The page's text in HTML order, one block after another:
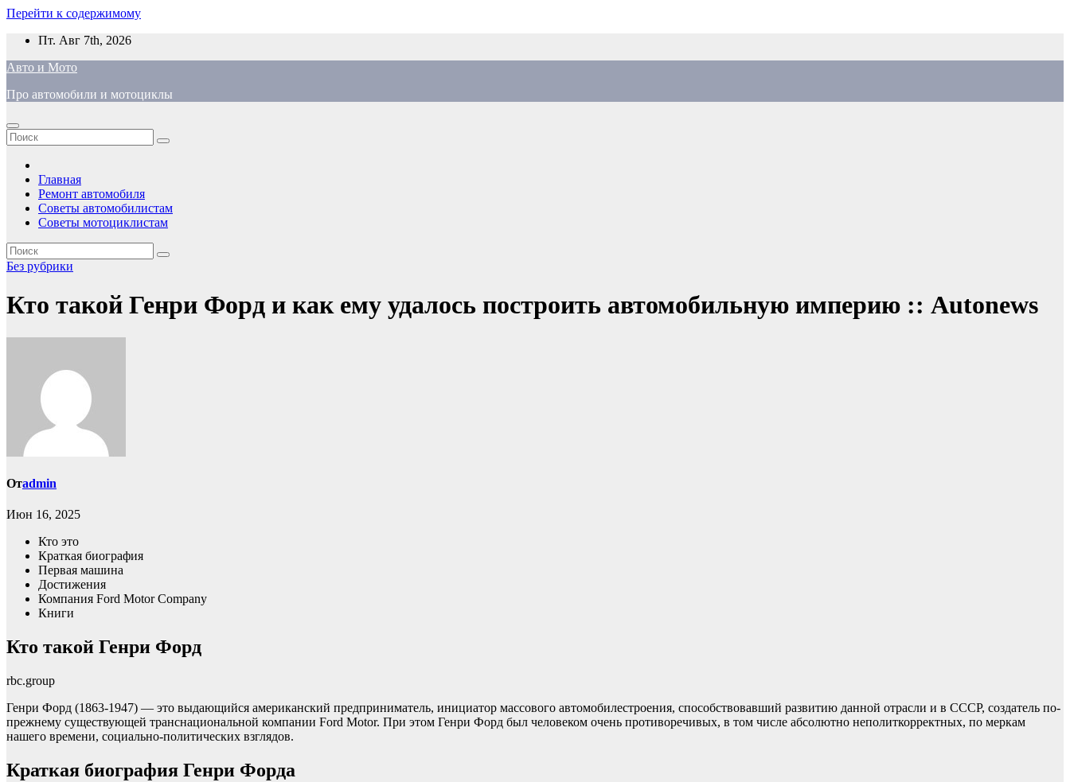
Перейти к содержимому
Пт. Авг 7th, 2026
Авто и Мото
Про автомобили и мотоциклы
Главная
Ремонт автомобиля
Советы автомобилистам
Советы мотоциклистам
Без рубрики
Кто такой Генри Форд и как ему удалось построить автомобильную империю :: Autonews
Отadmin
Июн 16, 2025
Кто это
Краткая биография
Первая машина
Достижения
Компания Ford Motor Company
Книги
Кто такой Генри Форд
rbc.group
Генри Форд (1863-1947) — это выдающийся американский предприниматель, инициатор массового автомобилестроения, способствовавший развитию данной отрасли и в СССР, создатель по-
прежнему существующей транснациональной компании Ford Motor. При этом Генри Форд был человеком очень противоречивых, в том числе абсолютно неполиткорректных, по меркам
нашего времени, социально-политических взглядов.
Краткая биография Генри Форда